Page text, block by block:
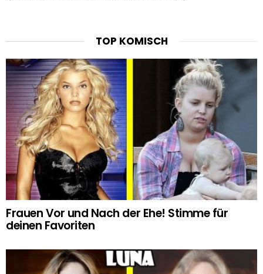
TOP KOMISCH
Frauen Vor und Nach der Ehe! Stimme für
deinen Favoriten